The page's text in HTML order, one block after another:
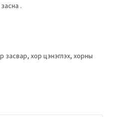
.
засвар, хор цэнэглэх, хорны